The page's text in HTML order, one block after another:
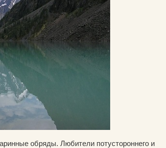
обряды. Любители потустороннего и